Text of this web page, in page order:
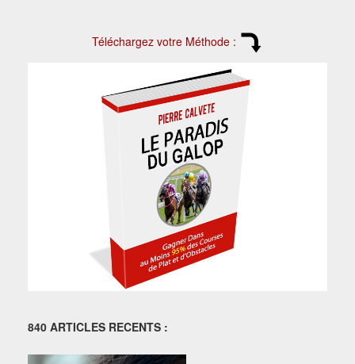
Téléchargez votre Méthode :
840 ARTICLES RECENTS :